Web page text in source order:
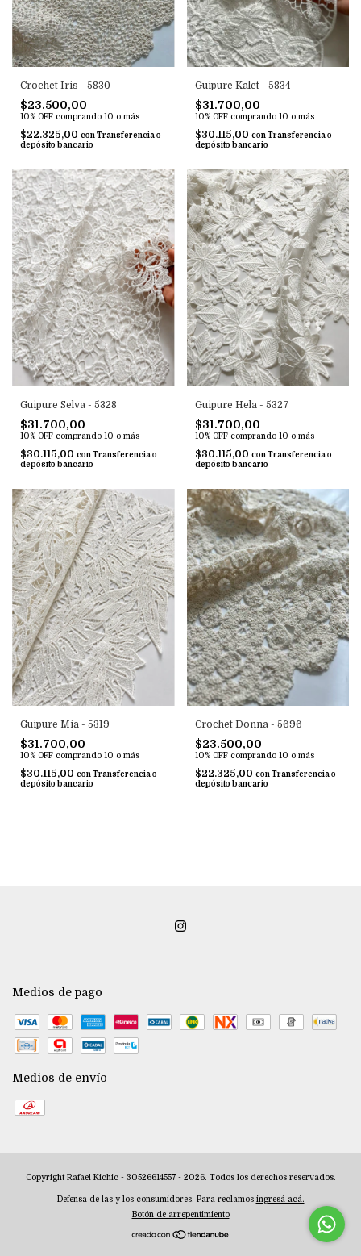
Crochet Iris - 5830
$23.500,00
10% OFF comprando 10 o más
$22.325,00 conTransferencia o
depósito bancario
Guipure Kalet - 5834
$31.700,00
10% OFF comprando 10 o más
$30.115,00 con Transferencia o
depósito bancario
Guipure Selva - 5328
$31.700,00
10% OFF comprando 10 o más
$30.115,00 con Transferencia o
depósito bancario
Guipure Hela - 5327
$31.700,00
10% OFF comprando 10 o más
$30.115,00 con Transferencia o
depósito bancario
Guipure Mia - 5319
$31.700,00
10% OFF comprando 10 o más
$30.115,00 con Transferencia o
depósito bancario
Crochet Donna - 5696
$23.500,00
10% OFF comprando 10 o más
$22.325,00 con Transferencia o
depósito bancario
Medios de pago
Medios de envío
Copyright Rafael Kichic - 30526614557 - 2026. Todos los derechos reservados.
Defensa de las y los consumidores. Para reclamos ingresá acá.
Botón de arrepentimiento